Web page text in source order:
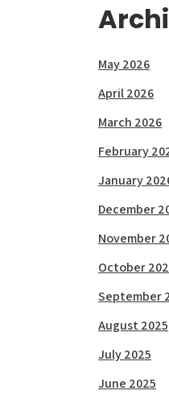
May 2026
April 2026
March 2026
February
January
December
November
October
September
August 2025
July 2025
June 2025